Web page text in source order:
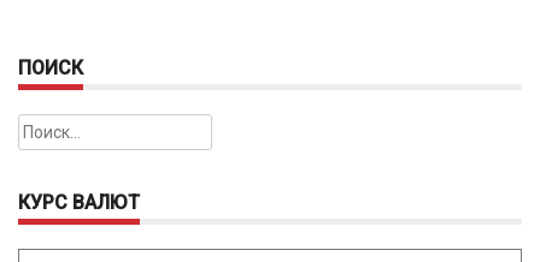
ПОИСК
Найти:
КУРС ВАЛЮТ